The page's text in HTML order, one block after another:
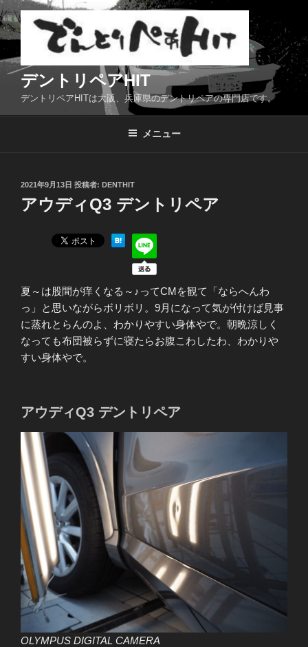
コ
ン
テ
ン
ツ
デントリペアHIT
デントリペアHITは大阪、兵庫県のデントリペアの専門店です。
メニュー
投
稿
日:
2021年9月13日 投稿者: DENTHIT
アウディQ3 デントリペア
夏～は股間が痒くなる～♪ってCMを観て「ならへんわ
っ」と思いながらボリボリ。9月になって気が付けば見事
に蒸れとらんのよ、わかりやすい身体やで。朝晩涼しく
なっても布団被らずに寝たらお腹こわしたわ、わかりや
すい身体やで。
アウディQ3 デントリペア
OLYMPUS DIGITAL CAMERA